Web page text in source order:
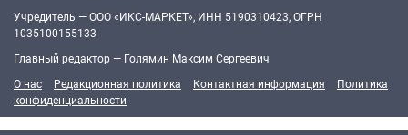
Учредитель — ООО «ИКС-МАРКЕТ», ИНН 5190310423, ОГРН
1035100155133
Главный редактор — Голямин Максим Сергеевич
О нас
Редакционная политика Контактная информация
Политика
конфиденциальности